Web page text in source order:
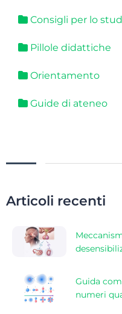
Consigli per lo
Pillole didattiche
Orientamento
Guide di ateneo
Articoli recenti
Guida
numeri